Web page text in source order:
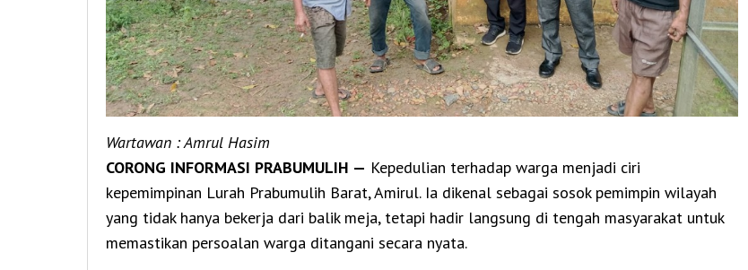
Wartawan : Amrul Hasim
CORONG INFORMASI PRABUMULIH — Kepedulian terhadap warga menjadi ciri
kepemimpinan Lurah Prabumulih Barat, Amirul. Ia dikenal sebagai sosok pemimpin wilayah
yang tidak hanya bekerja dari balik meja, tetapi hadir langsung di tengah masyarakat untuk
memastikan persoalan warga ditangani secara nyata.